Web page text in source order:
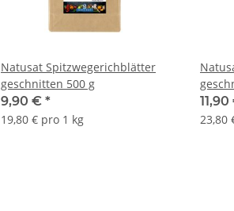
Natusat Spitzwegerichblätter
geschnitten 500 g
9,90 € *
19,80 € pro 1 kg
23,80